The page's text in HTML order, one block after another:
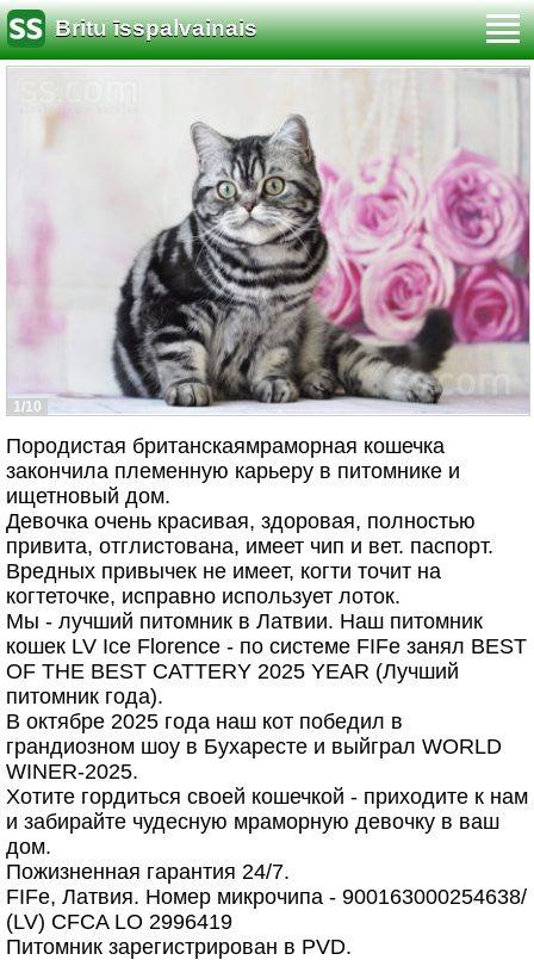
Britu īsspalvainais
1/10
Породистая британскаямраморная кошечка
закончила племенную карьеру в питомнике и
ищетновый дом.
Девочка очень красивая, здоровая, полностью
привита, отглистована, имеет чип и вет. паспорт.
Вредных привычек не имеет, когти точит на
когтеточке, исправно использует лоток.
Мы - лучший питомник в Латвии. Наш питомник
кошек LV Ice Florence - по системе FIFe занял BEST
OF THE BEST CATTERY 2025 YEAR (Лучший
питомник года).
В октябре 2025 года наш кот победил в
грандиозном шоу в Бухаресте и выйграл WORLD
WINER-2025.
Хотите гордиться своей кошечкой - приходите к нам
и забирайте чудесную мраморную девочку в ваш
дом.
Пожизненная гарантия 24/7.
FIFe, Латвия. Номер микрочипа - 900163000254638/
(LV) CFCA LO 2996419
Питомник зарегистрирован в PVD.